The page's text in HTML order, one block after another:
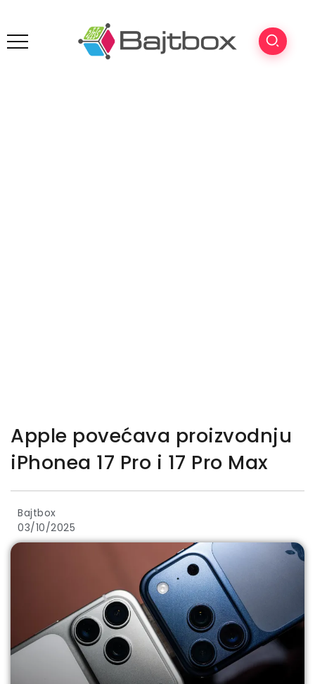
Apple povećava proizvodnju
iPhonea 17 Pro i 17 Pro Max
Bajtbox
03/10/2025